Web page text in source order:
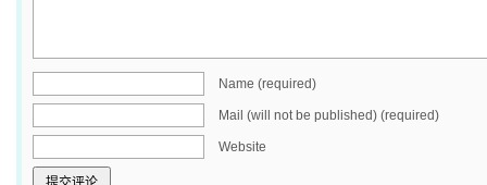
Name (required)
Mail (will not be published) (required)
Website